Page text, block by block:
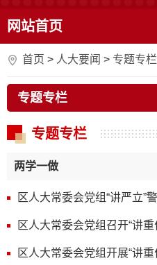
网站首页
首页 > 人大要闻 > 专题专栏
专题专栏
专题专栏
两学一做